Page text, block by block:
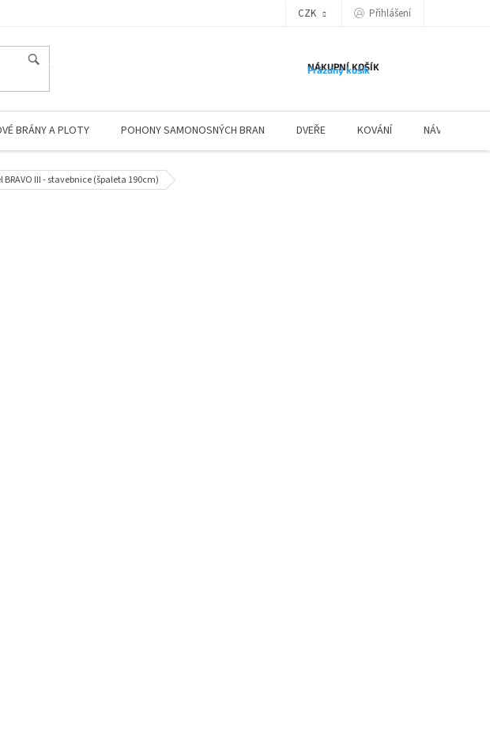
CZK Přihlášení
NÁKUPNÍ KOŠÍK
Prázdný košík
BRÁNY A PLOTY POHONY SAMONOSNÝCH BRAN DVEŘE KOVÁNÍ NÁVODY
III - stavebnice (špaleta 190cm)